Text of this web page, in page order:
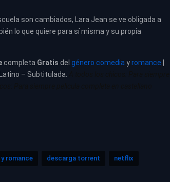
son cambiados, Lara Jean se ve obligada a
lo que quiere para sí misma y su propia
completa Gratis del género comedia yromance
– Subtitulada.
romance descarga torrent
netflix